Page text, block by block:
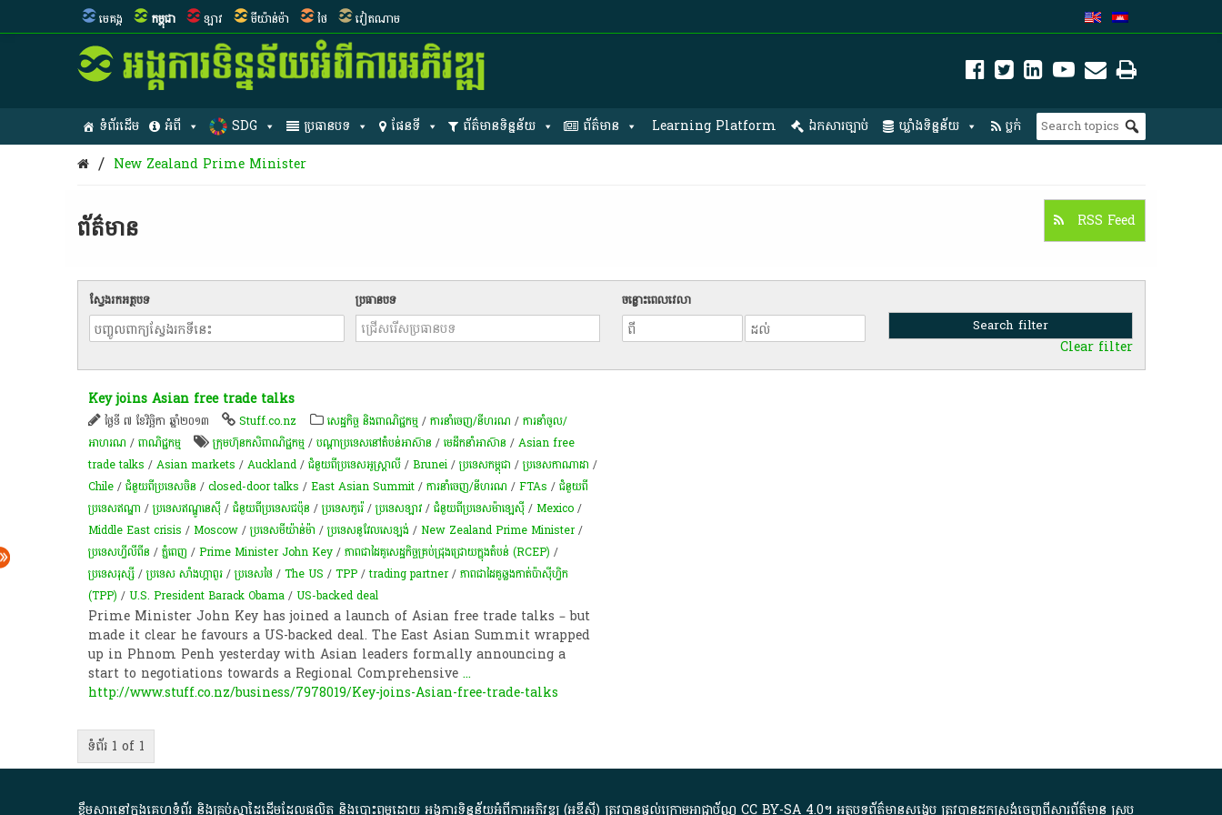
មេគង្គ កម្ពុជា ឡាវ មីយ៉ាន់ម៉ា ថៃ វៀតណាម
ទំព័រដើម អំពី SDG ប្រធានបទ ផែនទី ព័ត៌មានទិន្នន័យ ព័ត៌មាន Learning Platform ឯកសារច្បាប់ ឃ្លាំងទិន្នន័យ ប្លក់
/ New Zealand Prime Minister
ព័ត៌មាន​ RSS Feed
ស្វែងរកអត្ថបទ ប្រធានបទ ចន្លោះពេលវេលា
Clear filter
Key joins Asian free trade talks
ថ្ងៃទី ៧ ខែវិច្ឆិកា ឆ្នាំ២០១៣ Stuff.co.nz សេដ្ឋកិច្ច និងពាណិជ្ជកម្ម/ការនាំចេញ/នីហរណ /ការនាំចូល/
អាហរណ /ពាណិជ្ជកម្ម ​ក្រុមហ៊ុន​កសិពាណិជ្ជកម្ម/បណ្តា​​ប្រទេស​​នៅ​តំបន់​​អាស៊ាន​ /មេដឹកនាំអាស៊ាន /Asian free
trade talks /Asian markets /Auckland/ជំនួយពីប្រទេសអូស្ត្រាលី/Brunei/ប្រទេសកម្ពុជា /ប្រទេសកាណាដា /
Chile/ជំនួយពីប្រទេសចិន /closed-door talks /East Asian Summit/ការនាំចេញ/នីហរណ /FTAs /ជំនួយពី
ប្រទេសឥណ្ឌា /ប្រទេសឥណ្ឌូនេស៊ី/ជំនួយពីប្រទេសជប៉ុន /ប្រទេសកូរ៉េ/ប្រទេសឡាវ/ជំនួយពីប្រទេសម៉ាឡេស៊ី​​/Mexico/
Middle East crisis /Moscow/ប្រទេសមីយ៉ាន់ម៉ា /ប្រទេសនូវែលសេឡង់ /New Zealand Prime Minister/
ប្រទេសហ្វីលីពីន /ភ្នំពេញ /Prime Minister John Key/ភាពជាដៃគូសេដ្ឋកិច្ចគ្រប់ជ្រុងជ្រោយក្នុងតំបន់ (RCEP) /
ប្រទេសរុស្សី/ប្រទេស សាំងហ្គាពួរ/ប្រទេសថៃ /The US /TPP/trading partner/ភាព​ជា​ដៃគូ​ឆ្លងកាត់​ប៉ា​ស៊ី​ហ្វិ​ក
(TPP) /U.S. President Barack Obama/US-backed deal
Prime Minister John Key has joined a launch of Asian free trade talks – but
made it clear he favours a US-backed deal. The East Asian Summit wrapped
up in Phnom Penh yesterday with Asian leaders formally announcing a
start to negotiations towards a Regional Comprehensive ...
http://www.stuff.co.nz/business/7978019/Key-joins-Asian-free-trade-talks
ទំព័រ 1 of 1
ខ្លឹមសារ​នៅ​ក្នុង​គេហទំព័រ និង​គ្រប់​ស្នា​ដៃ​ដើម​ដែល​ផលិត​ និង​បោះពុម្ព​ដោយ​ អង្គការ​ទិន្នន័យ​អំពី​ការអភិវឌ្ឍ​​ (អូ​ឌី​ស៊ី)​ ត្រូវ​បាន​ផ្តល់​ក្រោម​អាជ្ញាប័ណ្ណ​ CC BY-SA 4.0។​ អត្ថបទ​ព័ត៌មាន​សង្ខេប​ ត្រូវ​បាន​ដកស្រង់​ចេញពី​សារព័ត៌មាន ស្រប